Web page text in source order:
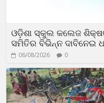
ଓଡ଼ିଶା ସ୍କୁଲ କଲେଜ
ସମିତିର ବିଭିନ୍ନ ଦାବିନେଇ
06/08/2026 0